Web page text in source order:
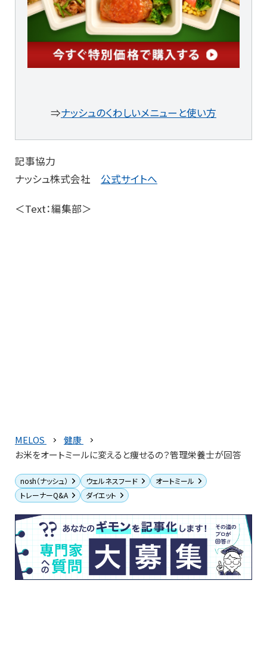
⇒ナッシュのくわしいメニューと使い方
記事協力
ナッシュ株式会社 公式サイトへ
＜Text：編集部＞
MELOS
健康
お米をオートミールに変えると痩せるの？管理栄養士が回答
nosh（ナッシュ） ウェルネスフード
オートミール
トレーナーQ&A
ダイエット